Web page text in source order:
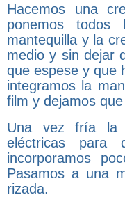
Hacemos una
ponemos todos
mantequilla y la
medio y sin dejar
que espese y que
integramos la
film y dejamos
Una vez fría la
eléctricas
incorporamos
Pasamos a una
rizada.